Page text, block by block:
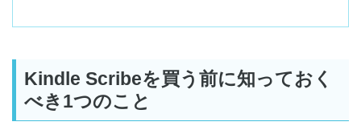
Kindle Scribeを買う前に知っておく
べき1つのこと